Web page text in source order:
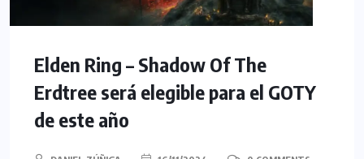
Elden Ring – Shadow Of The
Erdtree será elegible para el GOTY
de este año